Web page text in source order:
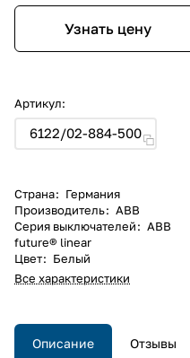
Узнать цену
Артикул:
6122/02-884-500
Страна: Германия
Производитель: ABB
Серия выключателей: ABB
future® linear
Цвет: Белый
Все характеристики
Описание Отзывы